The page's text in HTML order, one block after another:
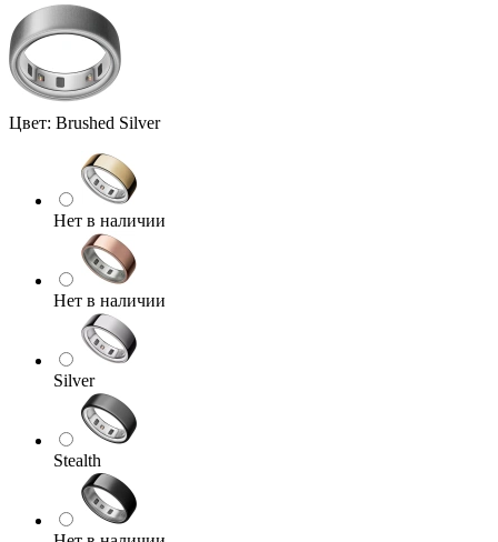
Цвет: Brushed Silver
Нет в наличии
Нет в наличии
Silver
Stealth